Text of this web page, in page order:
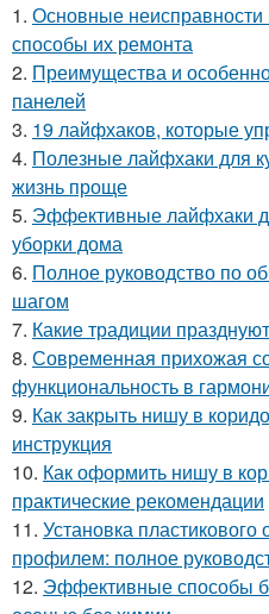
1. Основные неисправности
способы их ремонта
2. Преимущества и
панелей
3. 19 лайфхаков, которые
4. Полезные лайфхаки для
жизнь проще
5. Эффективные лайфхаки
уборки дома
6. Полное руководство по
шагом
7. Какие традиции
8. Современная прихожая
функциональность в
9. Как закрыть нишу в
инструкция
10. Как оформить нишу в
практические рекомендации
11. Установка
профилем: полное
12. Эффективные способы